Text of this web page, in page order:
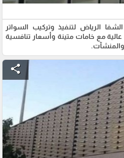
الرياض لتنفيذ وتركيب السواتر
مع خامات متينة وأسعار تنافسية
والمنشآت.
share